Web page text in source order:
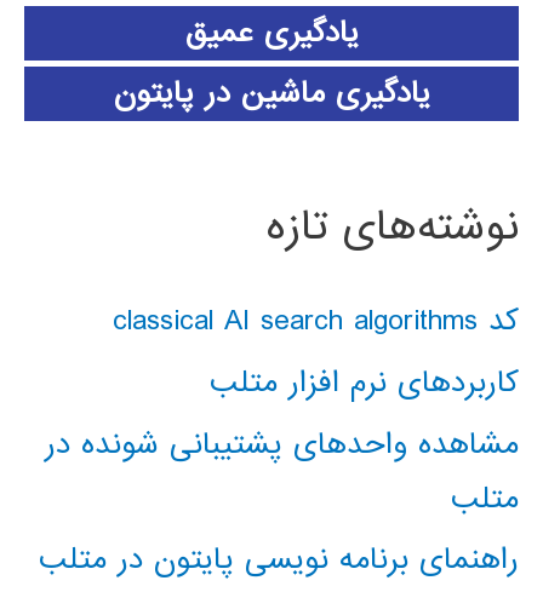
یادگیری عمیق
یادگیری ماشین در پایتون
نوشته‌های تازه
کد classical AI search algorithms
کاربردهای نرم افزار متلب
مشاهده واحدهای پشتیبانی شونده در
متلب
راهنمای برنامه نویسی پایتون در متلب